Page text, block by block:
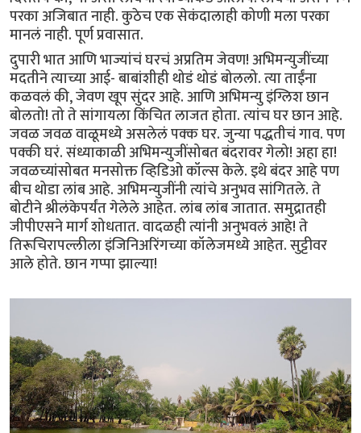
परका अजिबात नाही. कुठेच एक सेकंदालाही कोणी मला परका
मानलं नाही. पूर्ण प्रवासात.
दुपारी भात आणि भाज्यांचं घरचं अप्रतिम जेवण! अभिमन्युजींच्या
मदतीने त्याच्या आई- बाबांशीही थोडं थोडं बोललो. त्या ताईंना
कळवलं की, जेवण खूप सुंदर आहे. आणि अभिमन्यु इंग्लिश छान
बोलतो! तो ते सांगायला किंचित लाजत होता. त्यांच घर छान आहे.
जवळ जवळ वाळूमध्ये असलेलं पक्क घर. जुन्या पद्धतीचं गाव. पण
पक्की घरं. संध्याकाळी अभिमन्युजींसोबत बंदरावर गेलो! अहा हा!
जवळच्यांसोबत मनसोक्त व्हिडिओ कॉल्स केले. इथे बंदर आहे पण
बीच थोडा लांब आहे. अभिमन्युजींनी त्यांचे अनुभव सांगितले. ते
बोटीने श्रीलंकेपर्यंत गेलेले आहेत. लांब लांब जातात. समुद्रातही
जीपीएसने मार्ग शोधतात. वादळही त्यांनी अनुभवलं आहे! ते
तिरूचिरापल्लीला इंजिनिअरिंगच्या कॉलेजमध्ये आहेत. सुट्टीवर
आले होते. छान गप्पा झाल्या!